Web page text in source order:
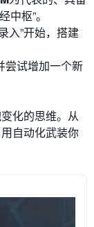
枢”。
入”开始，搭建
尝试增加一个新
化的思维。从
自动化武装你